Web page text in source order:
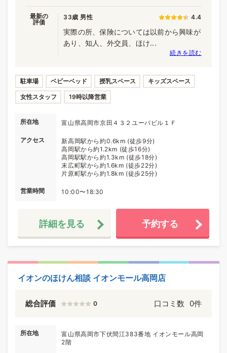
最新の
評価
33歳 男性 4.4
実際の所、保険については以前から興味が
あり、知人、外交員、ほけ...
続きを読む
駐車場 ベビーベッド 授乳スペース キッズスペース
女性スタッフ 19時以降営業
所在地 富山県高岡市京田４３２ユーバビル１Ｆ
アクセス
新高岡駅から約0.6km (徒歩9分)
高岡駅から約1.2km (徒歩16分)
高岡駅駅から約1.3km (徒歩18分)
末広町駅から約1.6km (徒歩22分)
片原町駅から約1.8km (徒歩25分)
営業時間 10:00〜18:30
詳細を見る 予約する
イオンのほけん相談 イオンモール高岡店
総合評価 0 口コミ数 0件
所在地
富山県高岡市下伏間江383番地 イオンモール高岡
2階